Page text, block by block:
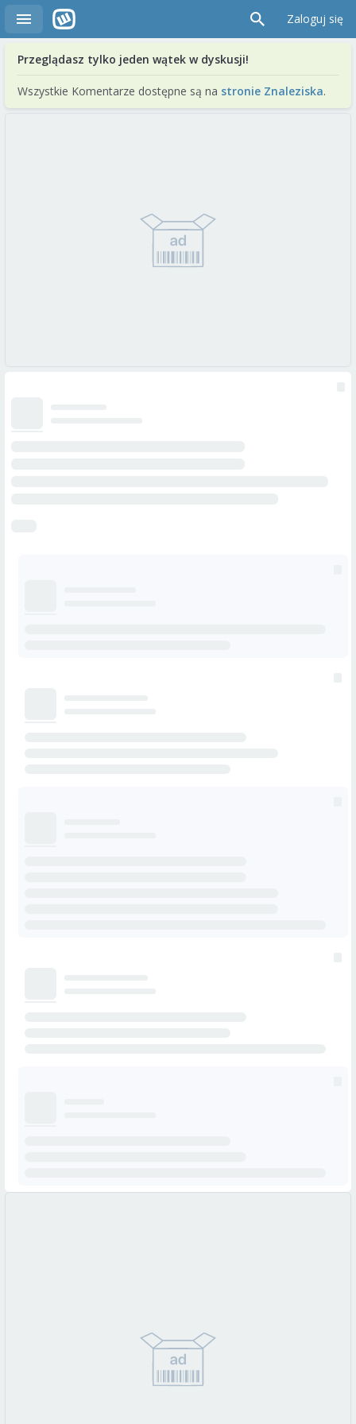
Zaloguj się
Przeglądasz tylko jeden wątek w dyskusji!
Wszystkie Komentarze dostępne są na stronie Znaleziska.